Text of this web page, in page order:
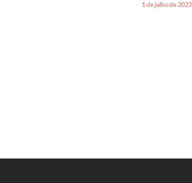
1 de julho de 2023